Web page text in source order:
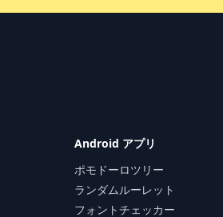
Android アプリ
ポモドーロツリー
ランダムルーレット
フォントチェッカー